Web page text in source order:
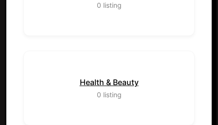
0 listing
Health & Beauty
0 listing